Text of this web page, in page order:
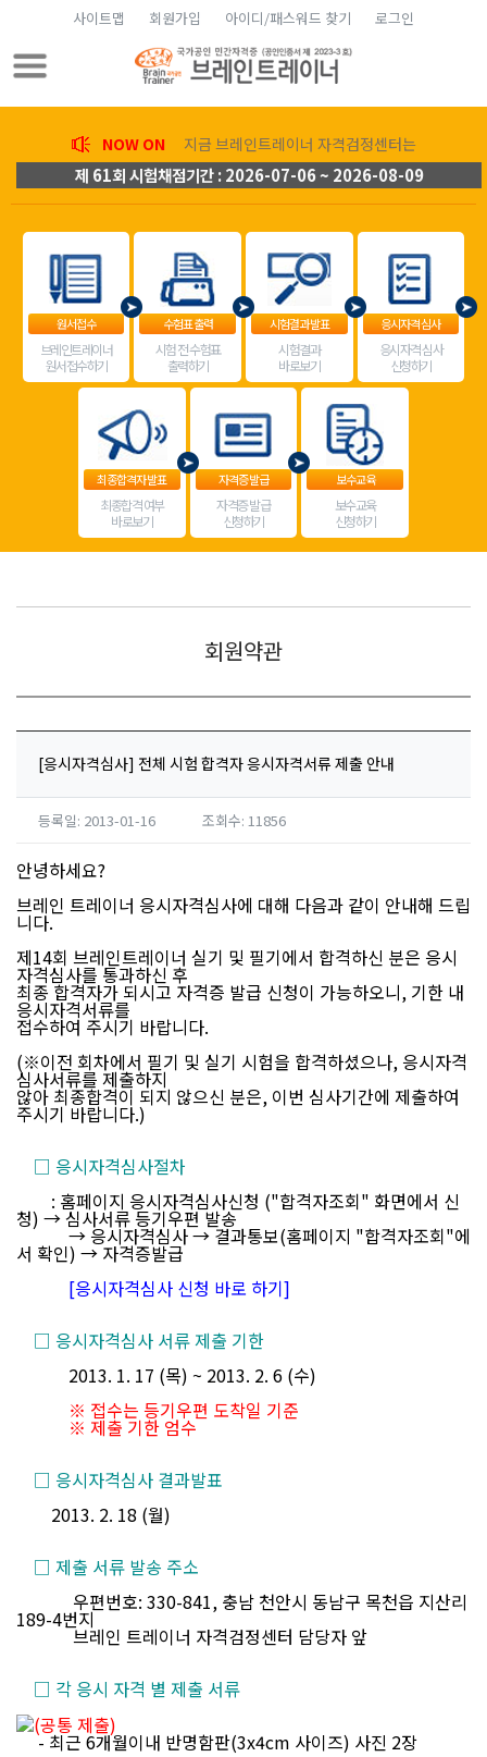
사이트맵 회원가입 아이디/패스워드 찾기 로그인
NOW ON 지금 브레인트레이너 자격검정센터는
제 61회 시험채점기간 : 2026-07-06 ~ 2026-08-09
원서접수
브레인트레이너
원서접수하기
수험표 출력
시험 전 수험표
출력하기
시험결과 발표
시험결과
바로보기
응시자격 심사
응시자격 심사
신청하기
최종합격자 발표
최종합격 여부
바로보기
자격증 발급
자격증 발급
신청하기
보수교육
보수교육
신청하기
회원약관
[응시자격심사] 전체 시험 합격자 응시자격서류 제출 안내
등록일: 2013-01-16 조회수: 11856
안녕하세요?
브레인 트레이너 응시자격심사에 대해 다음과 같이 안내해 드립
니다.
제14회 브레인트레이너 실기 및 필기에서 합격하신 분은 응시
자격심사를 통과하신 후
최종 합격자가 되시고 자격증 발급 신청이 가능하오니, 기한 내
응시자격서류를
접수하여 주시기 바랍니다.
(※이전 회차에서 필기 및 실기 시험을 합격하셨으나, 응시자격
심사서류를 제출하지
않아 최종합격이 되지 않으신 분은, 이번 심사기간에 제출하여
주시기 바랍니다.)
□ 응시자격심사절차
: 홈페이지 응시자격심사신청 ("합격자조회" 화면에서 신
청) → 심사서류 등기우편 발송
→ 응시자격심사→결과통보(홈페이지 "합격자조회"에
서 확인) → 자격증발급
[응시자격심사 신청 바로 하기]
□ 응시자격심사 서류 제출 기한
2013. 1. 17 (목) ~ 2013. 2. 6 (수)
※ 접수는 등기우편 도착일 기준
※ 제출 기한 엄수
□ 응시자격심사 결과발표
2013. 2. 18 (월)
□ 제출 서류 발송 주소
우편번호: 330-841, 충남 천안시 동남구 목천읍 지산리
189-4번지
브레인 트레이너 자격검정센터 담당자 앞
□ 각 응시 자격 별 제출 서류
(공통 제출)
- 최근 6개월이내 반명함판(3x4cm 사이즈) 사진 2장